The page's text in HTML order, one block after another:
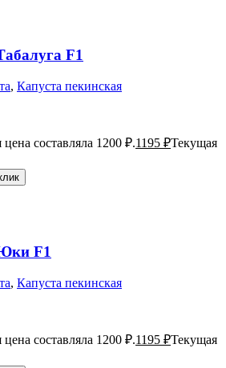
F1
, Капуста пекинская
составляла 1200 ₽.1195 ₽Текущая
F1
, Капуста пекинская
составляла 1200 ₽.1195 ₽Текущая